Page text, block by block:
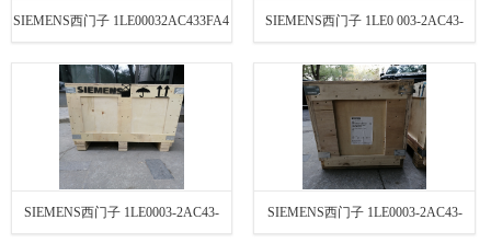
SIEMENS西门子 1LE00032AC433FA4 SIEMENS西门子 1LE0 003-2AC43-
3FA4
SIEMENS西门子 1LE0003-2AC43- SIEMENS西门子 1LE0003-2AC43-